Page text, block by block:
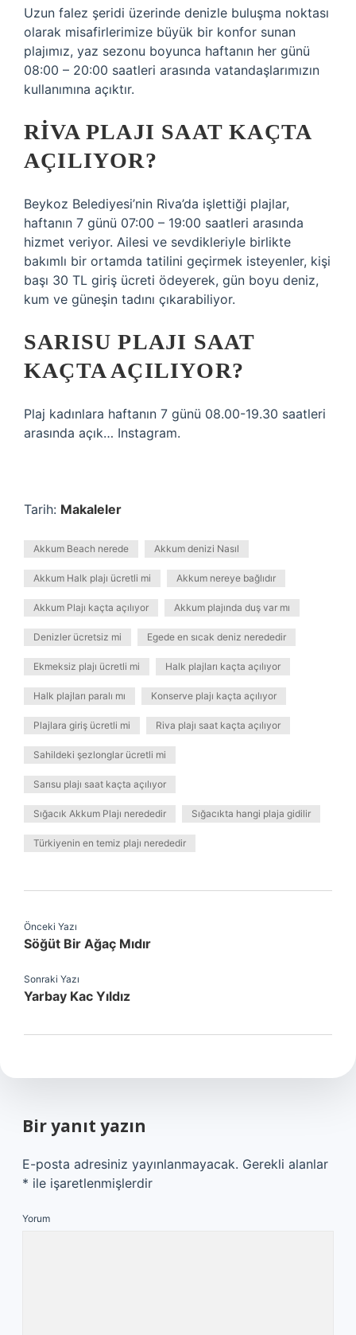
Uzun falez şeridi üzerinde denizle buluşma noktası
olarak misafirlerimize büyük bir konfor sunan
plajımız, yaz sezonu boyunca haftanın her günü
08:00 – 20:00 saatleri arasında vatandaşlarımızın
kullanımına açıktır.
RIVA PLAJI SAAT KAÇTA
AÇILIYOR?
Beykoz Belediyesi’nin Riva’da işlettiği plajlar,
haftanın 7 günü 07:00 – 19:00 saatleri arasında
hizmet veriyor. Ailesi ve sevdikleriyle birlikte
bakımlı bir ortamda tatilini geçirmek isteyenler, kişi
başı 30 TL giriş ücreti ödeyerek, gün boyu deniz,
kum ve güneşin tadını çıkarabiliyor.
SARISU PLAJI SAAT
KAÇTA AÇILIYOR?
Plaj kadınlara haftanın 7 günü 08.00-19.30 saatleri
arasında açık… Instagram.
Tarih: Makaleler
Akkum Beach nerede Akkum denizi Nasıl
Akkum Halk plajı ücretli mi Akkum nereye bağlıdır
Akkum Plajı kaçta açılıyor Akkum plajında duş var mı
Denizler ücretsiz mi Egede en sıcak deniz nerededir
Ekmeksiz plajı ücretli mi Halk plajları kaçta açılıyor
Halk plajları paralı mı Konserve plajı kaçta açılıyor
Plajlara giriş ücretli mi Riva plajı saat kaçta açılıyor
Sahildeki şezlonglar ücretli mi
Sarısu plajı saat kaçta açılıyor
Sığacık Akkum Plajı nerededir Sığacıkta hangi plaja gidilir
Türkiyenin en temiz plajı nerededir
Önceki Yazı
Söğüt Bir Ağaç Mıdır
Sonraki Yazı
Yarbay Kac Yıldız
Bir yanıt yazın
E-posta adresiniz yayınlanmayacak. Gerekli alanlar
* ile işaretlenmişlerdir
Yorum